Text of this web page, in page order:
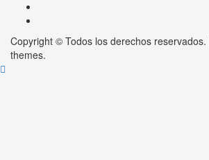
Copyright © Todos los derechos reservados.
themes.